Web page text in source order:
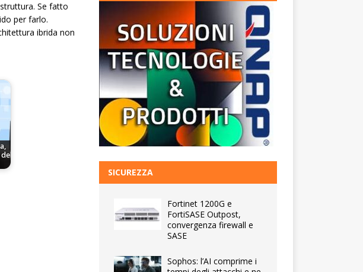
Se fatto
per farlo.
ibrida non
SICUREZZA
Fortinet 1200G e
FortiSASE Outpost,
convergenza firewall e
SASE
Sophos: l’AI comprime i